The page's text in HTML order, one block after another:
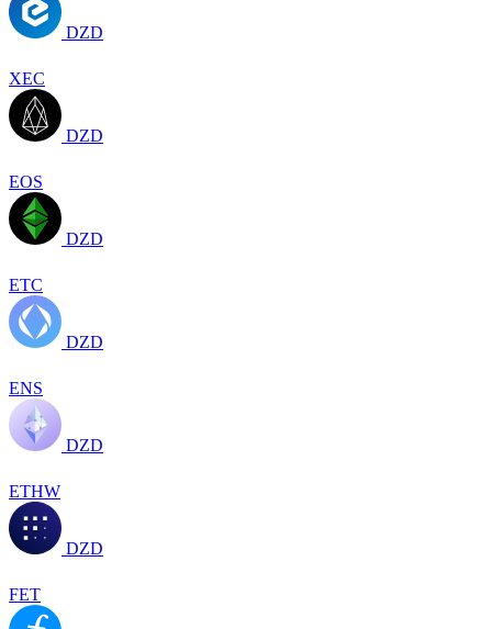
DZD
XEC
DZD
EOS
DZD
ETC
DZD
ENS
DZD
ETHW
DZD
FET